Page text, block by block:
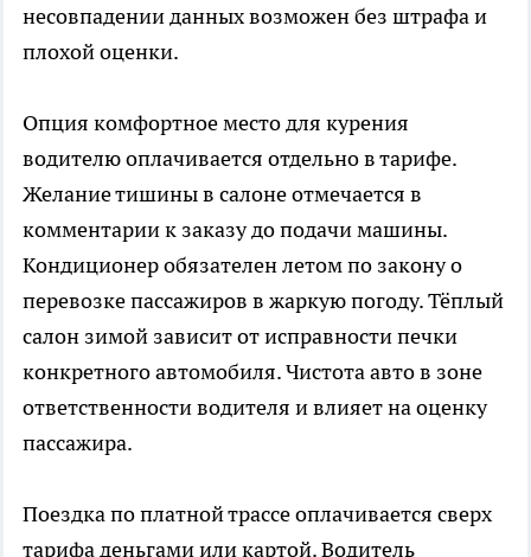
несовпадении данных возможен без штрафа и
плохой оценки.
Опция комфортное место для курения
водителю оплачивается отдельно в тарифе.
Желание тишины в салоне отмечается в
комментарии к заказу до подачи машины.
Кондиционер обязателен летом по закону о
перевозке пассажиров в жаркую погоду. Тёплый
салон зимой зависит от исправности печки
конкретного автомобиля. Чистота авто в зоне
ответственности водителя и влияет на оценку
пассажира.
Поездка по платной трассе оплачивается сверх
тарифа деньгами или картой. Водитель